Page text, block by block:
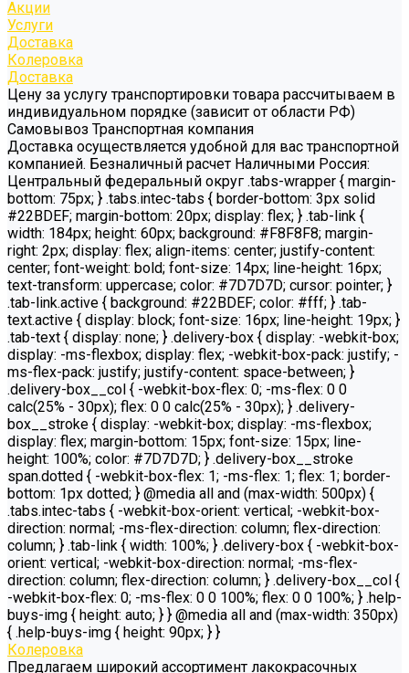
Акции
Услуги
Доставка
Колеровка
Доставка
Цену за услугу транспортировки товара рассчитываем в
индивидуальном порядке (зависит от области РФ)
Самовывоз Транспортная компания
Доставка осуществляется удобной для вас транспортной
компанией. Безналичный расчет Наличными Россия:
Центральный федеральный округ .tabs-wrapper { margin-
bottom: 75px; } .tabs.intec-tabs { border-bottom: 3px solid
#22BDEF; margin-bottom: 20px; display: flex; } .tab-link {
width: 184px; height: 60px; background: #F8F8F8; margin-
right: 2px; display: flex; align-items: center; justify-content:
center; font-weight: bold; font-size: 14px; line-height: 16px;
text-transform: uppercase; color: #7D7D7D; cursor: pointer; }
.tab-link.active { background: #22BDEF; color: #fff; } .tab-
text.active { display: block; font-size: 16px; line-height: 19px; }
.tab-text { display: none; } .delivery-box { display: -webkit-box;
display: -ms-flexbox; display: flex; -webkit-box-pack: justify; -
ms-flex-pack: justify; justify-content: space-between; }
.delivery-box__col { -webkit-box-flex: 0; -ms-flex: 0 0
calc(25% - 30px); flex: 0 0 calc(25% - 30px); } .delivery-
box__stroke { display: -webkit-box; display: -ms-flexbox;
display: flex; margin-bottom: 15px; font-size: 15px; line-
height: 100%; color: #7D7D7D; } .delivery-box__stroke
span.dotted { -webkit-box-flex: 1; -ms-flex: 1; flex: 1; border-
bottom: 1px dotted; } @media all and (max-width: 500px) {
.tabs.intec-tabs { -webkit-box-orient: vertical; -webkit-box-
direction: normal; -ms-flex-direction: column; flex-direction:
column; } .tab-link { width: 100%; } .delivery-box { -webkit-box-
orient: vertical; -webkit-box-direction: normal; -ms-flex-
direction: column; flex-direction: column; } .delivery-box__col {
-webkit-box-flex: 0; -ms-flex: 0 0 100%; flex: 0 0 100%; } .help-
buys-img { height: auto; } } @media all and (max-width: 350px)
{ .help-buys-img { height: 90px; } }
Колеровка
Предлагаем широкий ассортимент лакокрасочных